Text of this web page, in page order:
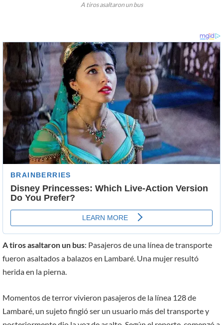
A tiros asaltaron un bus
A tiros asaltaron un bus: Pasajeros de una línea de transporte
fueron asaltados a balazos en Lambaré. Una mujer resultó
herida en la pierna.
Momentos de terror vivieron pasajeros de la línea 128 de
Lambaré, un sujeto fingió ser un usuario más del transporte y